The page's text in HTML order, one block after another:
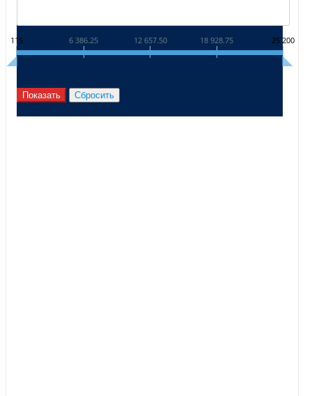
115 6 386.25 12 657.50 18 928.75 25 200